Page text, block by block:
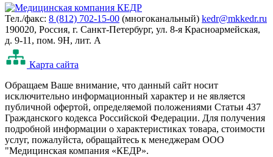
Тел./факс: 8 (812) 702-15-00 (многоканальный) kedr@mkkedr.ru
190020, Россия, г. Санкт-Петербург, ул. 8-я Красноармейская,
д. 9-11, пом. 9Н, лит. А
Карта сайта
Oбращаем Ваше внимание, что данный сайт носит
исключительно информационный характер и не является
публичной офертой, определяемой положениями Статьи 437
Гражданского кодекса Российской Федерации. Для получения
подробной информации о характеристиках товара, стоимости
услуг, пожалуйста, обращайтесь к менеджерам ООО
"Медицинская компания «КЕДР».